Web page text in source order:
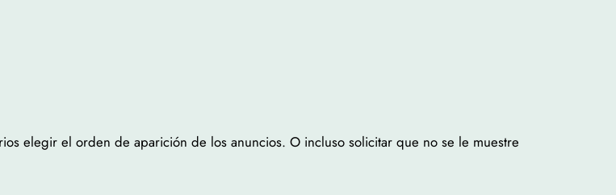
elegir el orden de aparición de los anuncios. O incluso solicitar que no se le muestre